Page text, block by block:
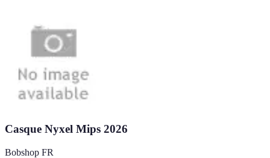
Casque Nyxel Mips 2026
Bobshop FR